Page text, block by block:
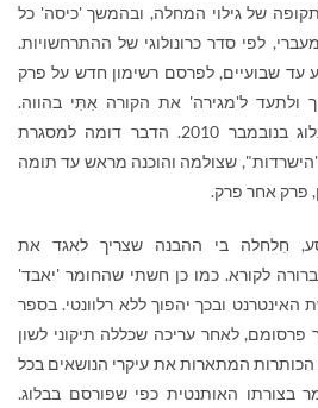
התקופה של גילוי המחלה, ובהמשך 'כיסה' כל
לפי סדר כרונולוגי של ההתרחשויות.
עד שבועיים, לפרסם רשימון חדש על פרק
ולתעד ל'מגירה' את הקורה אִתִּי בהווה.
הרשימון האחרון פורסם בבלוג בנובמבר 2010. הדבר דומה למסגרת
"הישרדות", שצולמה והוכנה מראש עד תומה
פרק אחר פרק.
חִלחלה בי ההבנה שצריך לאגד את
לקורא. כמו כן חשתי שהחומר 'יאבד'
האינטרנט ובכך יהפוך ללא רלוונטי. בספר
פרסומם, לאחר עריכה שכללה תיקוני לשון
הכותרות המתארות את עיקרי הנושאים בכל
בצורתו האותנטית כפי שפורסם בבלוג.